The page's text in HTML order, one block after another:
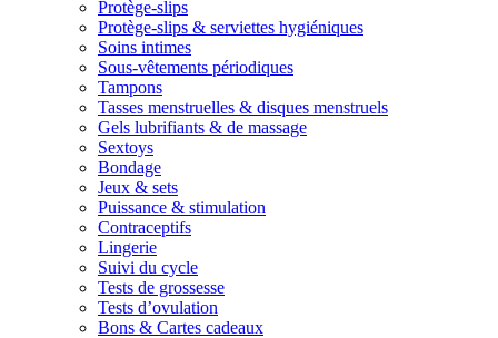
Protège-slips
Protège-slips & serviettes hygiéniques
Soins intimes
Sous-vêtements périodiques
Tampons
Tasses menstruelles & disques menstruels
Gels lubrifiants & de massage
Sextoys
Bondage
Jeux & sets
Puissance & stimulation
Contraceptifs
Lingerie
Suivi du cycle
Tests de grossesse
Tests d’ovulation
Bons & Cartes cadeaux